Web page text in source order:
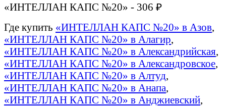
«ИНТЕЛЛАН КАПС №20» - 306 ₽
Где купить «ИНТЕЛЛАН КАПС №20» в Азов,
«ИНТЕЛЛАН КАПС №20» в Алагир,
«ИНТЕЛЛАН КАПС №20» в Александрийская,
«ИНТЕЛЛАН КАПС №20» в Александровское,
«ИНТЕЛЛАН КАПС №20» в Алтуд,
«ИНТЕЛЛАН КАПС №20» в Анапа,
«ИНТЕЛЛАН КАПС №20» в Анджиевский,